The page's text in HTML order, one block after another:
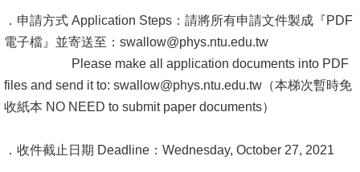
程
生
事
．申請方式 Application Steps：請將所有申請文件製成『PDF
電子檔』並寄送至：swallow@phys.ntu.edu.tw
Please make all application documents into PDF
files and send it to: swallow@phys.ntu.edu.tw（本梯次暫時免
收紙本 NO NEED to submit paper documents）
．收件截止日期 Deadline：Wednesday, October 27, 2021